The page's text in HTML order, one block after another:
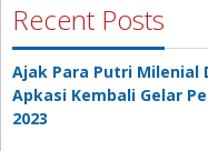
Recent Posts
Ajak Para Putri Milenial
Apkasi Kembali Gelar
2023